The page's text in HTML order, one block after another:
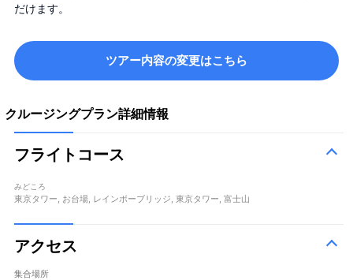
だけます。
ツアー内容の変更はこちら
クルージングプラン詳細情報
フライトコース
みどころ
東京タワー, お台場, レインボーブリッジ, 東京タワー, 富士山
アクセス
集合場所